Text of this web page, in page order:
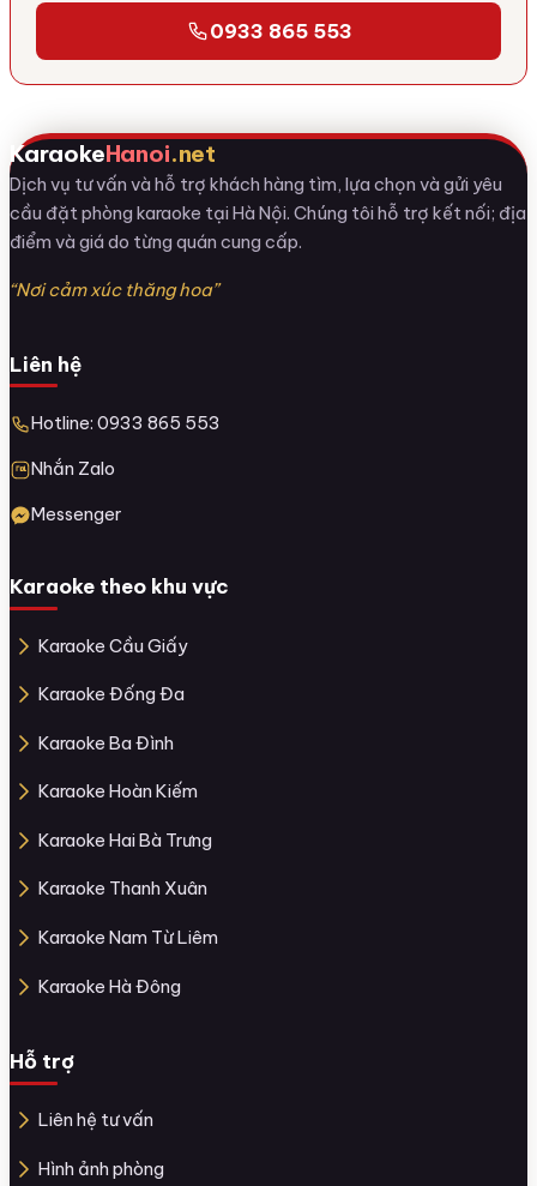
0933 865 553
KaraokeHanoi.net
Dịch vụ tư vấn và hỗ trợ khách hàng tìm, lựa chọn và gửi yêu
cầu đặt phòng karaoke tại Hà Nội. Chúng tôi hỗ trợ kết nối; địa
điểm và giá do từng quán cung cấp.
“Nơi cảm xúc thăng hoa”
Liên hệ
Hotline: 0933 865 553
Nhắn Zalo
Messenger
Karaoke theo khu vực
Karaoke Cầu Giấy
Karaoke Đống Đa
Karaoke Ba Đình
Karaoke Hoàn Kiếm
Karaoke Hai Bà Trưng
Karaoke Thanh Xuân
Karaoke Nam Từ Liêm
Karaoke Hà Đông
Hỗ trợ
Liên hệ tư vấn
Hình ảnh phòng